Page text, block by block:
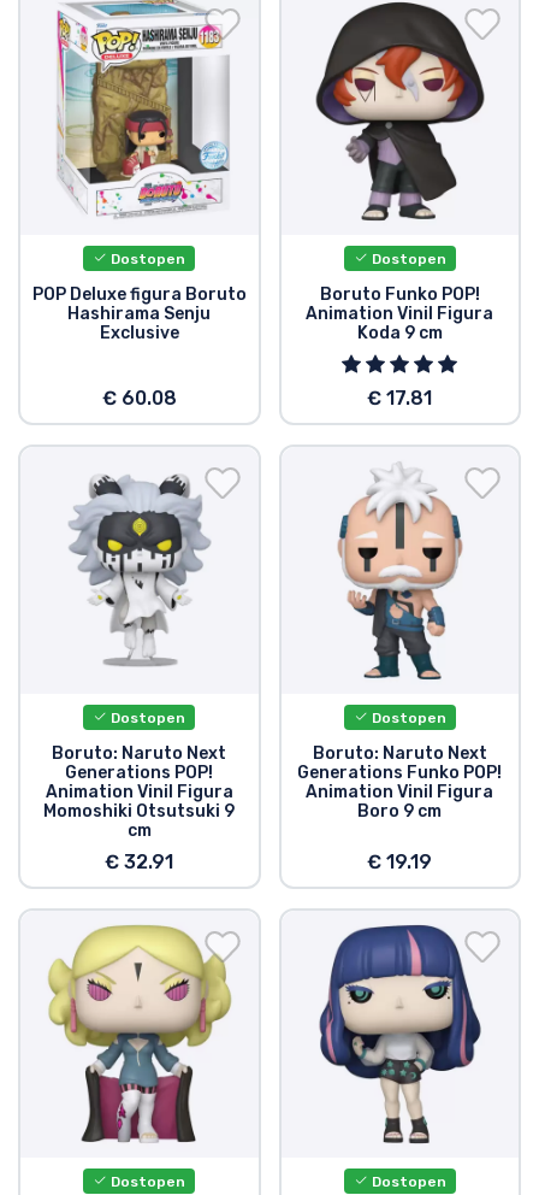
Dostopen
POP Deluxe figura Boruto
Hashirama Senju
Exclusive
€ 60.08
Dostopen
Boruto Funko POP!
Animation Vinil Figura
Koda 9 cm
€ 17.81
Dostopen
Boruto: Naruto Next
Generations POP!
Animation Vinil Figura
Momoshiki Otsutsuki 9
cm
€ 32.91
Dostopen
Boruto: Naruto Next
Generations Funko POP!
Animation Vinil Figura
Boro 9 cm
€ 19.19
Dostopen Dostopen